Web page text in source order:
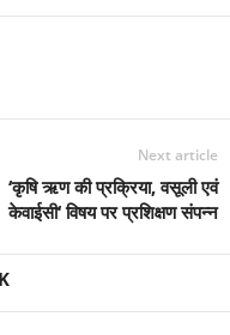
Next article
‘कृषि ऋण की प्रक्रिया, वसूली एवं
केवाईसी‘ विषय पर प्रशिक्षण संपन्न